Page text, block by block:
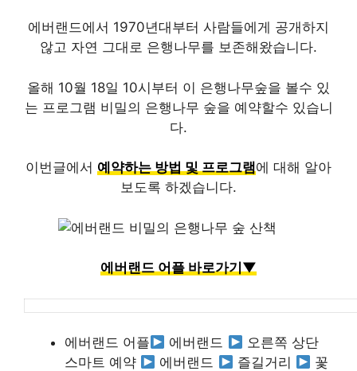
에버랜드에서 1970년대부터 사람들에게 공개하지
않고 자연 그대로 은행나무를 보존해왔습니다.
올해 10월 18일 10시부터 이 은행나무숲을 볼수 있
는 프로그램 비밀의 은행나무 숲을 예약할수 있습니
다.
이번글에서 예약하는 방법 및 프로그램에 대해 알아
보도록 하겠습니다.
에버랜드 어플 바로가기▼
에버랜드 어플 에버랜드
오른쪽 상단
스마트 예약
에버랜드 즐길거리
꽃